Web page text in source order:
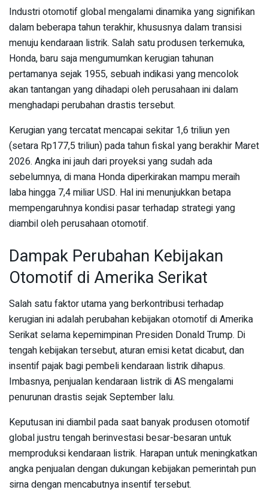
Industri otomotif global mengalami dinamika yang signifikan
dalam beberapa tahun terakhir, khususnya dalam transisi
menuju kendaraan listrik. Salah satu produsen terkemuka,
Honda, baru saja mengumumkan kerugian tahunan
pertamanya sejak 1955, sebuah indikasi yang mencolok
akan tantangan yang dihadapi oleh perusahaan ini dalam
menghadapi perubahan drastis tersebut.
Kerugian yang tercatat mencapai sekitar 1,6 triliun yen
(setara Rp177,5 triliun) pada tahun fiskal yang berakhir Maret
2026. Angka ini jauh dari proyeksi yang sudah ada
sebelumnya, di mana Honda diperkirakan mampu meraih
laba hingga 7,4 miliar USD. Hal ini menunjukkan betapa
mempengaruhnya kondisi pasar terhadap strategi yang
diambil oleh perusahaan otomotif.
Dampak Perubahan Kebijakan
Otomotif di Amerika Serikat
Salah satu faktor utama yang berkontribusi terhadap
kerugian ini adalah perubahan kebijakan otomotif di Amerika
Serikat selama kepemimpinan Presiden Donald Trump. Di
tengah kebijakan tersebut, aturan emisi ketat dicabut, dan
insentif pajak bagi pembeli kendaraan listrik dihapus.
Imbasnya, penjualan kendaraan listrik di AS mengalami
penurunan drastis sejak September lalu.
Keputusan ini diambil pada saat banyak produsen otomotif
global justru tengah berinvestasi besar-besaran untuk
memproduksi kendaraan listrik. Harapan untuk meningkatkan
angka penjualan dengan dukungan kebijakan pemerintah pun
sirna dengan mencabutnya insentif tersebut.